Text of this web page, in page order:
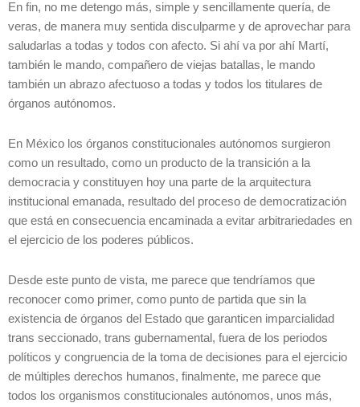
En fin, no me detengo más, simple y sencillamente quería, de
veras, de manera muy sentida disculparme y de aprovechar para
saludarlas a todas y todos con afecto. Si ahí va por ahí Martí,
también le mando, compañero de viejas batallas, le mando
también un abrazo afectuoso a todas y todos los titulares de
órganos autónomos.
En México los órganos constitucionales autónomos surgieron
como un resultado, como un producto de la transición a la
democracia y constituyen hoy una parte de la arquitectura
institucional emanada, resultado del proceso de democratización
que está en consecuencia encaminada a evitar arbitrariedades en
el ejercicio de los poderes públicos.
Desde este punto de vista, me parece que tendríamos que
reconocer como primer, como punto de partida que sin la
existencia de órganos del Estado que garanticen imparcialidad
trans seccionado, trans gubernamental, fuera de los periodos
políticos y congruencia de la toma de decisiones para el ejercicio
de múltiples derechos humanos, finalmente, me parece que
todos los organismos constitucionales autónomos, unos más,